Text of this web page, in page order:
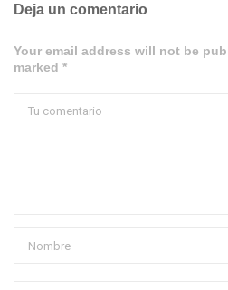
Deja un comentario
Your email address will not be
marked *